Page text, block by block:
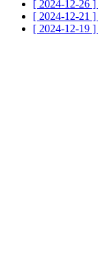
[ 2024-12-26 ]
[ 2024-12-21 ]
[ 2024-12-19 ]